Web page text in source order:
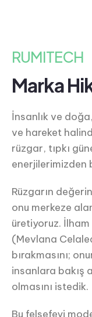
RUMITECH
Marka
İnsanlık ve
ve hareket
rüzgar, tıpkı
enerjilerimizden
Rüzgarın
onu merkeze
üretiyoruz. İlham
(Mevlana
bırakmasını;
insanlara bakış
olmasını istedik.
Bu felsefeyi